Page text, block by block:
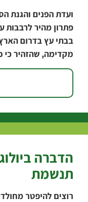
ועדת הפנים והגנת
בבתי עץ בדרום
מקדימה, שהזהיר כי
הדברה
תנשמת
רוצים להיפטר